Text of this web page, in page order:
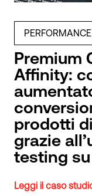
PERFORMANCE
Premium
Affinity:
prodotti
grazie
testing
Leggi il caso